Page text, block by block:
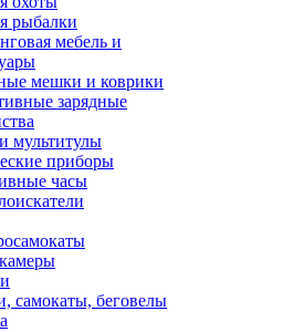
рыбалки
мебель и
мешки и коврики
зарядные
мультитулы
приборы
часы
самокаты, беговелы